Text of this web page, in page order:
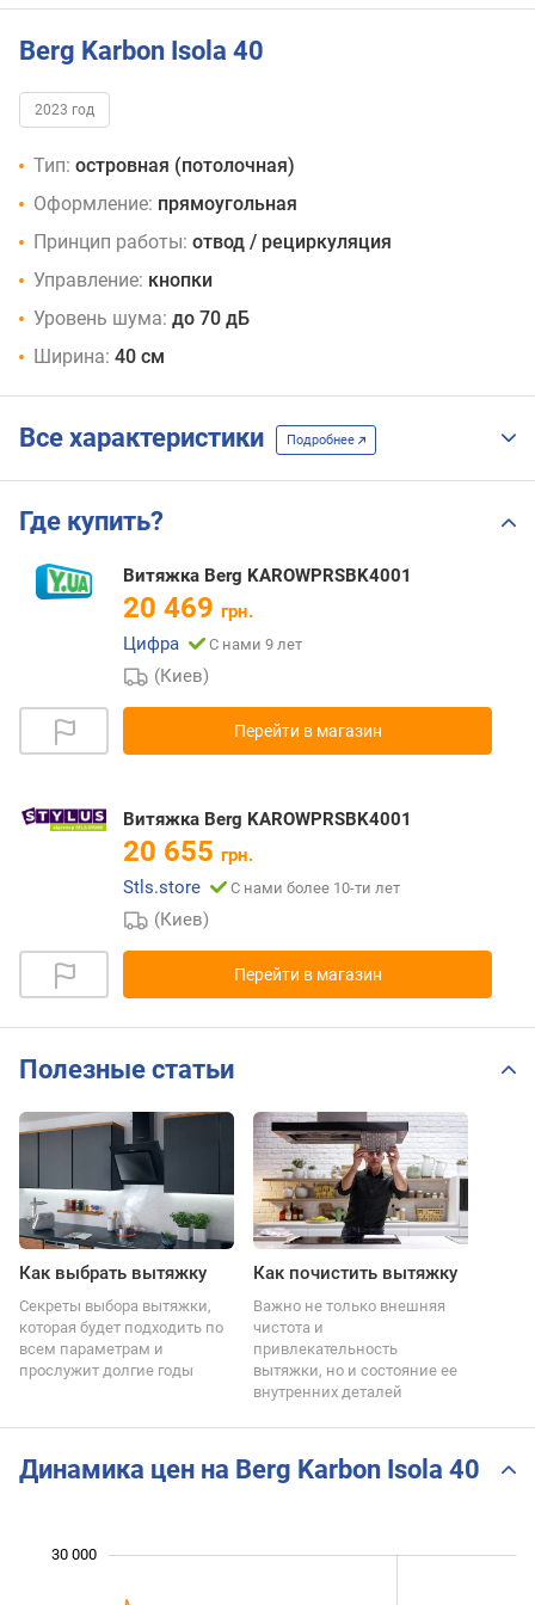
Berg Karbon Isola 40
2023 год
Тип: островная (потолочная)
Оформление: прямоугольная
Принцип работы: отвод / рециркуляция
Управление: кнопки
Уровень шума: до 70 дБ
Ширина: 40 см
Все характеристики Подробнее
Где купить?
Витяжка Berg KAROWPRSBK4001
20 469 грн.
Цифра
С нами 9 лет
(Киев)
Перейти в магазин
Витяжка Berg KAROWPRSBK4001
20 655 грн.
Stls.store
С нами более 10-ти лет
(Киев)
Перейти в магазин
Полезные статьи
Как выбрать вытяжку
Секреты выбора вытяжки,
которая будет подходить по
всем параметрам и
прослужит долгие годы
Как почистить вытяжку
Важно не только внешняя
чистота и
привлекательность
вытяжки, но и состояние ее
внутренних деталей
Динамика цен на Berg Karbon Isola 40
30 000